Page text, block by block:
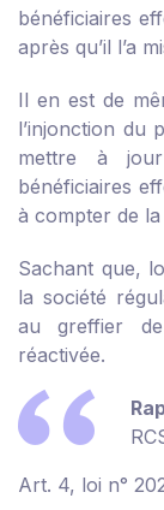
bénéficiaires
après qu’il l’a
Il en est de
l’injonction du
mettre à
bénéficiaires
à compter de la
Sachant que,
la société
au greffier
réactivée.
Art. 4, loi n°